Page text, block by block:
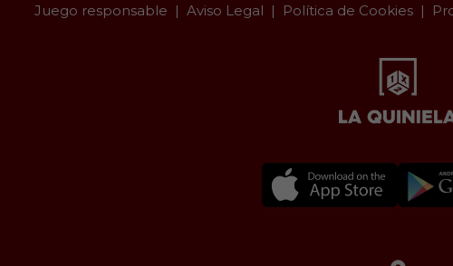
Juego responsable Aviso Legal Política de Cookies